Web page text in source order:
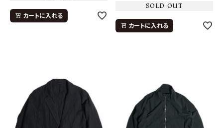
カートに入れる
SOLD OUT
カートに入れる